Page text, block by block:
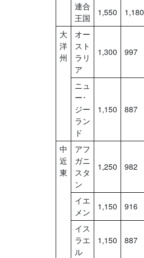
連合
王国
1,550 1,180
大
洋
州
オー
スト
ラリ
ア
1,300 997
ニュ
ー･
ジー
ラン
ド
1,150 887
中
近
東
アフ
ガニ
スタ
ン
1,250 982
イエ
メン
1,150 916
イス
ラエ
ル
1,150 887